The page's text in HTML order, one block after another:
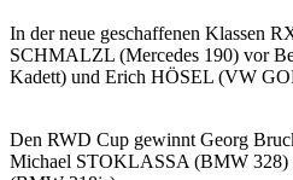
In der neue geschaffenen Klassen
SCHMALZL (Mercedes 190) vor
Kadett) und Erich HÖSEL (VW
Den RWD Cup gewinnt Georg
Michael STOKLASSA (BMW